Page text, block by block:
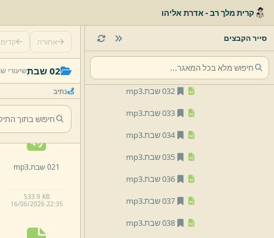
קרית מלך רב - אדרת אליהו
סייר הקבצים
029 שבת.
mp3
031 שבת.
032 שבת.
mp3
033 שבת.
mp3
034 שבת.
mp3
035 שבת.
mp3
036 שבת.
mp3
037 שבת.
mp3
038 שבת.
mp3
אחורה
02 שבת שיעורי
נתיב
16/06/2026 22:35
021 שבת. mp3
533.9 KB
16/06/2026 22:35